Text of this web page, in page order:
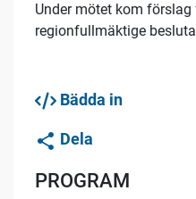
Under mötet kom
regionfullmäktige
Bädda in
Dela
PROGRAM